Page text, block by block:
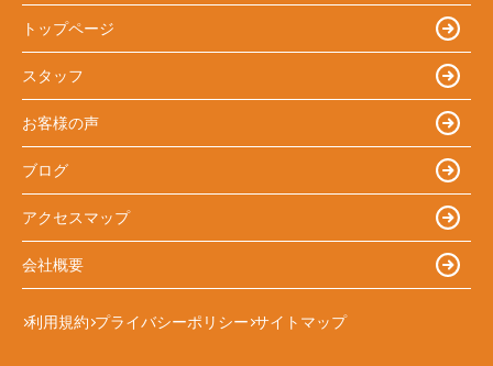
トップページ
スタッフ
お客様の声
ブログ
アクセスマップ
会社概要
利用規約 プライバシーポリシー サイトマップ